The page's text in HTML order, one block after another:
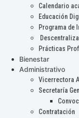
Calendario
Educación
Programa de
Prácticas
Bienestar
Administrativo
Vicerrectora
Secretaría
Contratación